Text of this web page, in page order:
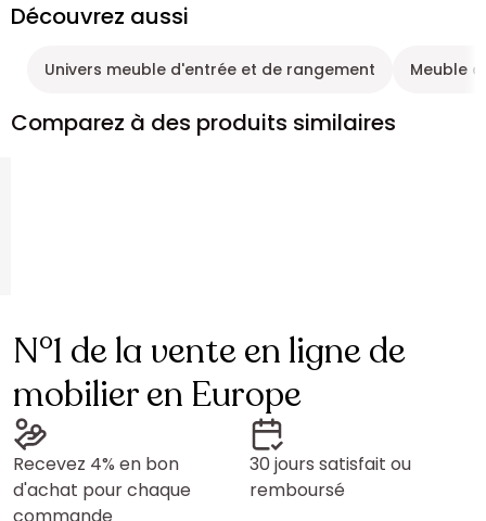
Découvrez aussi
Univers meuble d'entrée et de rangement Meuble
Comparez à des produits similaires
N°1 de la vente en ligne de
mobilier en Europe
Recevez 4% en bon
d'achat pour chaque
30 jours satisfait ou
remboursé